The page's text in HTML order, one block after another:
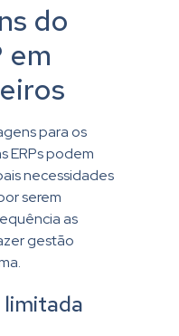
do
em
para os
ERPs podem
necessidades
serem
as
gestão